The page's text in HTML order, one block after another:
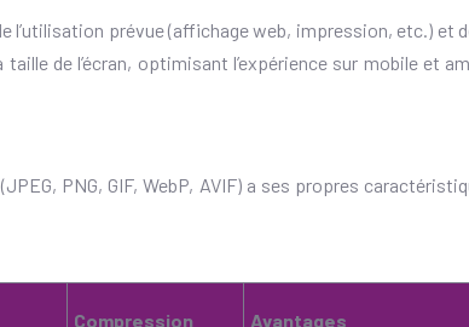
prévue (affichage web, impression, etc.) et
de l’écran, optimisant l’expérience sur mobile et
PNG, GIF, WebP, AVIF) a ses propres
Compression Avantages